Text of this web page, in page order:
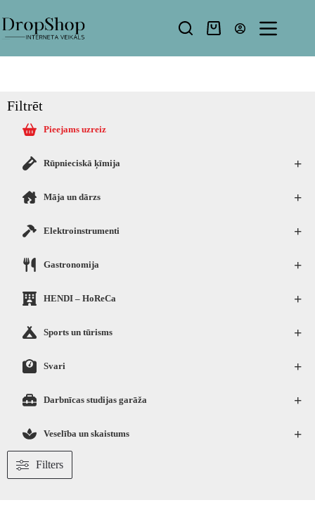
Filtrēt
Pieejams uzreiz
+
Rūpnieciskā ķīmija
+
Māja un dārzs
+
Elektroinstrumenti
+
Gastronomija
+
HENDI – HoReCa
+
Sports un tūrisms
+
Svari
+
Darbnīcas studijas garāža
+
Veselība un skaistums
Filters